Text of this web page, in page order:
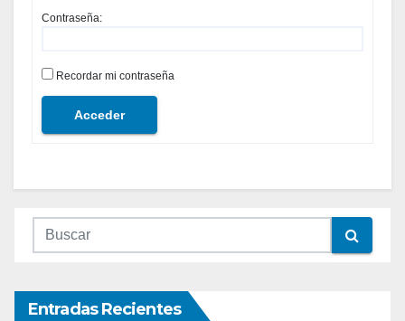
Contraseña:
Recordar mi contraseña
Acceder
Entradas Recientes